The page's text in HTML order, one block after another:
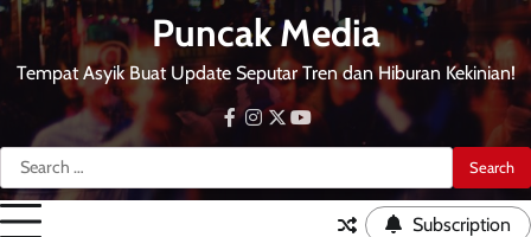
Skip
to
content
Puncak Media
Tempat Asyik Buat Update Seputar Tren dan Hiburan Kekinian!
Search
for:
facebook
instagram
twitteryoutube
Subscription